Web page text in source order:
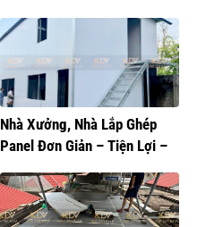
Nhà Xưởng, Nhà Lắp Ghép
Panel Đơn Giản – Tiện Lợi –